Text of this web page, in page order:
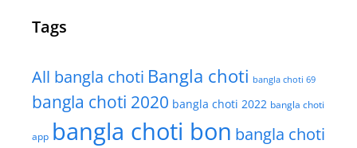
Tags
All bangla choti Bangla choti bangla choti 69
bangla choti 2020 bangla choti 2022 bangla choti
app bangla choti bon bangla choti